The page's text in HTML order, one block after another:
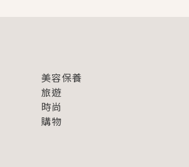
美容保養
旅遊
時尚
購物